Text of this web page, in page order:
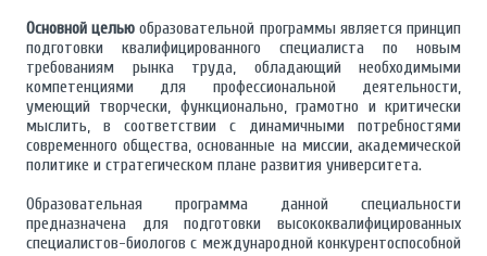
Основной целью образовательной программы является принцип
подготовки квалифицированного специалиста по новым
требованиям рынка труда, обладающий необходимыми
компетенциями для профессиональной деятельности,
умеющий творчески, функционально, грамотно и критически
мыслить, в соответствии с динамичными потребностями
современного общества, основанные на миссии, академической
политике и стратегическом плане развития университета.
Образовательная программа данной специальности
предназначена для подготовки высококвалифицированных
специалистов-биологов с международной конкурентоспособной